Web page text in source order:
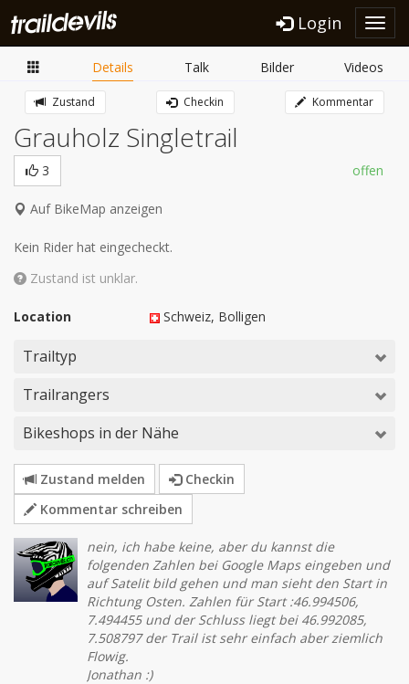
Login
Details Talk Bilder Videos
Zustand Checkin Kommentar
Grauholz Singletrail
3 offen
Auf BikeMap anzeigen
Kein Rider hat eingecheckt.
Zustand ist unklar.
Location Schweiz, Bolligen
Trailtyp
Trailrangers
Bikeshops in der Nähe
Zustand melden
Checkin
Kommentar schreiben
nein, ich habe keine, aber du kannst die
folgenden Zahlen bei Google Maps eingeben und
auf Satelit bild gehen und man sieht den Start in
Richtung Osten. Zahlen für Start :46.994506,
7.494455 und der Schluss liegt bei 46.992085,
7.508797 der Trail ist sehr einfach aber ziemlich
Flowig.
Jonathan :)